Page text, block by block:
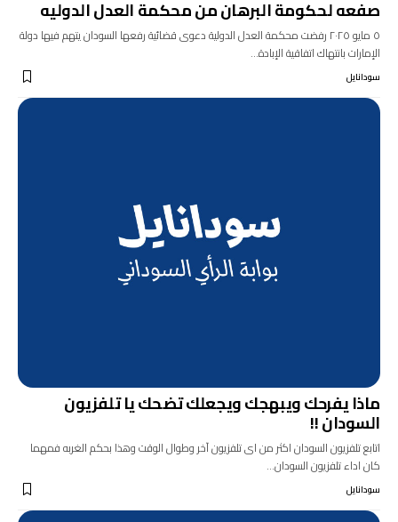
صفعه لحكومة البرهان من محكمة العدل الدوليه
٥ مايو ٢٠٢٥ رفضت محكمة العدل الدولية دعوى قضائية رفعها السودان يتهم فيها دولة
الإمارات بانتهاك اتفاقية الإبادة…
سودانايل
ماذا يفرحك ويبهجك ويجعلك تضحك يا تلفزيون
السودان !!
اتابع تلفزيون السودان اكثر من اى تلفزيون آخر وطوال الوقت وهذا بحكم الغربه فمهما
كان اداء تلفزيون السودان…
سودانايل